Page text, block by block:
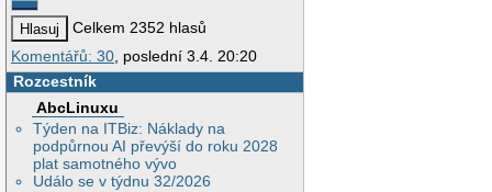
Celkem 2352 hlasů
Komentářů: 30 , poslední 3.4. 20:20
Rozcestník
AbcLinuxu
Týden na ITBiz: Náklady na
podpůrnou AI převýší do roku 2028
plat samotného vývo
Událo se v týdnu 32/2026